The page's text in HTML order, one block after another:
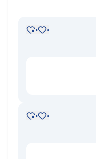
0
0
0
0